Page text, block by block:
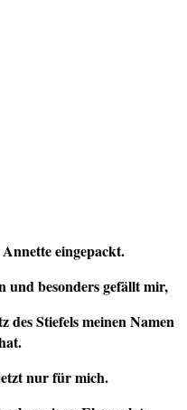
Annette eingepackt.
und besonders gefällt mir,
des Stiefels meinen Namen
nur für mich.